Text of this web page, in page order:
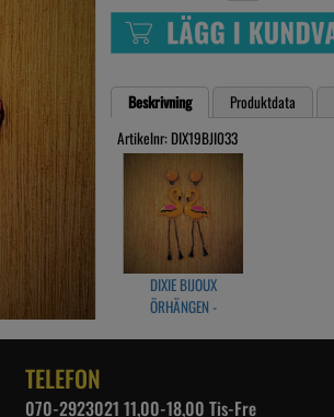
Beskrivning Produktdata
Artikelnr: DIX19BJI033
DIXIE BIJOUX
ÖRHÄNGEN -
TELEFON
070-2923021 11,00-18,00 Tis-Fre